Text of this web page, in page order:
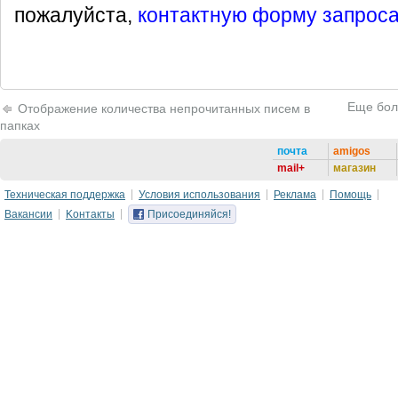
пожалуйста, контактную форму
Отображение количества непрочитанных писем в
папках
Еще
почта
mail+
amigos
магазин
Техническая поддержка Условия использования Реклама
Помощь
Вакансии
Kонтакты Присоединяйся!